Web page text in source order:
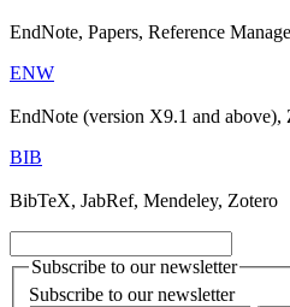
EndNote, Papers, Reference
ENW
EndNote (version X9.1 and above),
BIB
BibTeX, JabRef, Mendeley, Zotero
Subscribe to our newsletter
Subscribe to our newsletter